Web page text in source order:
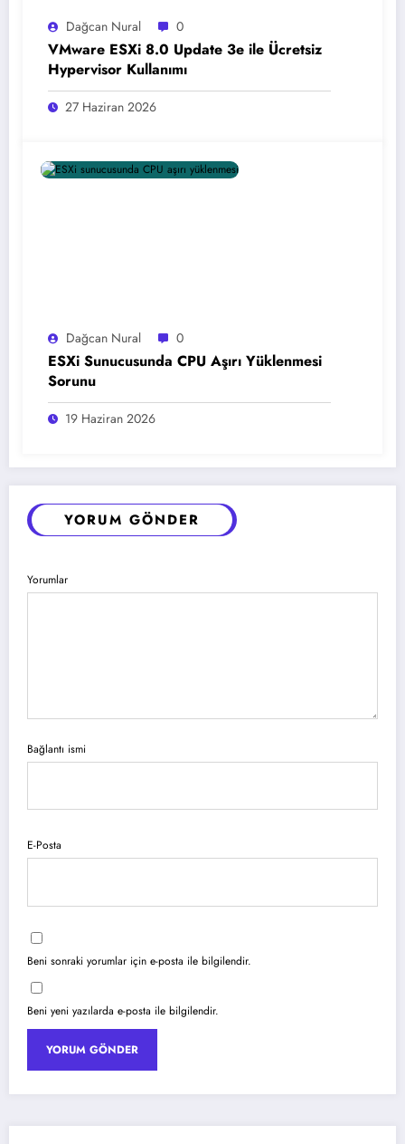
Dağcan Nural 0
VMware ESXi 8.0 Update 3e ile Ücretsiz
Hypervisor Kullanımı
27 Haziran 2026
Dağcan Nural 0
ESXi Sunucusunda CPU Aşırı Yüklenmesi
Sorunu
19 Haziran 2026
YORUM GÖNDER
Yorumlar
Bağlantı ismi
E-Posta
Beni sonraki yorumlar için e-posta ile bilgilendir.
Beni yeni yazılarda e-posta ile bilgilendir.